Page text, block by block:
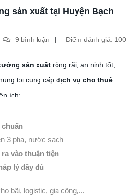
sản xuất tại Huyện Bạch
9 bình luận Điểm đánh giá: 100
sản xuất rộng rãi, an ninh tốt,
tôi cung cấp dịch vụ cho thuê
ích:
chuẩn
3 pha, nước sạch
vào thuận tiện
lý đầy đủ
bãi, logistic, gia công,...